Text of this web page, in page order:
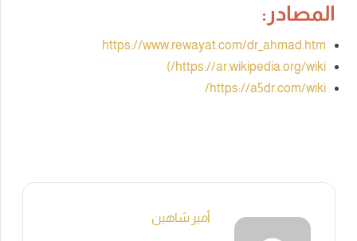
المصادر:
https://www.rewayat.com/dr_ahmad.htm
https://ar.wikipedia.org/wiki/)
https://a5dr.com/wiki/
أمير شاهين